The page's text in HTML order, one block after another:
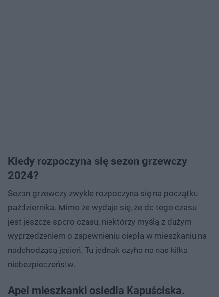
Kiedy rozpoczyna się sezon grzewczy
2024?
Sezon grzewczy zwykle rozpoczyna się na początku
października. Mimo że wydaje się, że do tego czasu
jest jeszcze sporo czasu, niektórzy myślą z dużym
wyprzedzeniem o zapewnieniu ciepła w mieszkaniu na
nadchodzącą jesień. Tu jednak czyha na nas kilka
niebezpieczeństw.
Apel mieszkanki osiedla Kapuściska.